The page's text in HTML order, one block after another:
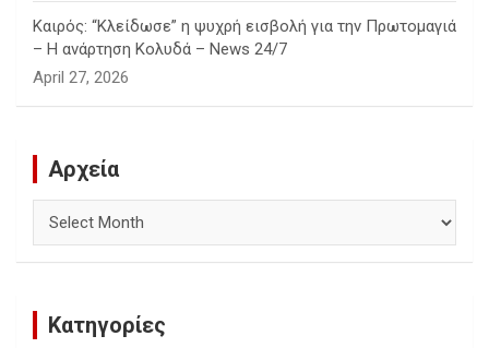
Καιρός: “Κλείδωσε” η ψυχρή εισβολή για την Πρωτομαγιά
– Η ανάρτηση Κολυδά – News 24/7
April 27, 2026
Αρχεία
Κατηγορίες